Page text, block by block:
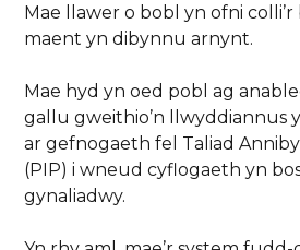
Mae llawer o bobl yn ofni
maent yn dibynnu arnynt.
Mae hyd yn oed pobl ag
gallu gweithio’n llwyddiannus
ar gefnogaeth fel Taliad
(PIP) i wneud cyflogaeth yn
gynaliadwy.